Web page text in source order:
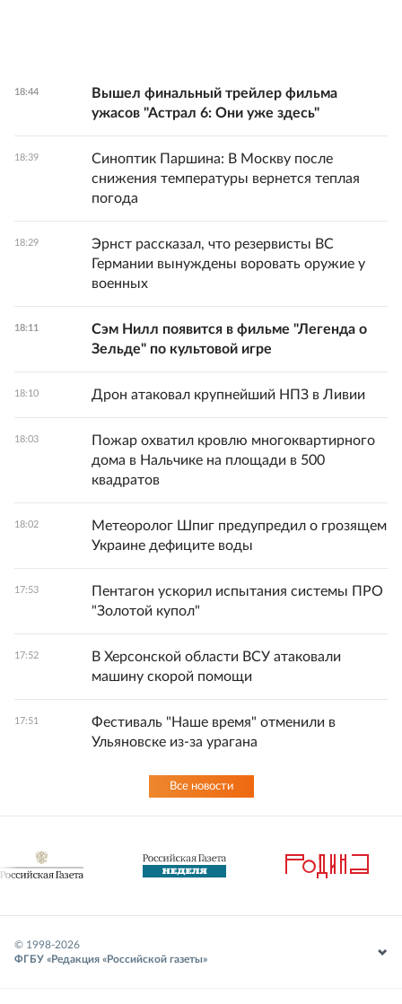
18:44
Вышел финальный трейлер фильма
ужасов "Астрал 6: Они уже здесь"
18:39
Синоптик Паршина: В Москву после
снижения температуры вернется теплая
погода
18:29
Эрнст рассказал, что резервисты ВС
Германии вынуждены воровать оружие у
военных
18:11
Сэм Нилл появится в фильме "Легенда о
Зельде" по культовой игре
18:10 Дрон атаковал крупнейший НПЗ в Ливии
18:03
Пожар охватил кровлю многоквартирного
дома в Нальчике на площади в 500
квадратов
18:02
Метеоролог Шпиг предупредил о грозящем
Украине дефиците воды
17:53
Пентагон ускорил испытания системы ПРО
"Золотой купол"
17:52
В Херсонской области ВСУ атаковали
машину скорой помощи
17:51
Фестиваль "Наше время" отменили в
Ульяновске из-за урагана
Все новости
© 1998-2026
ФГБУ «Редакция «Российской газеты»